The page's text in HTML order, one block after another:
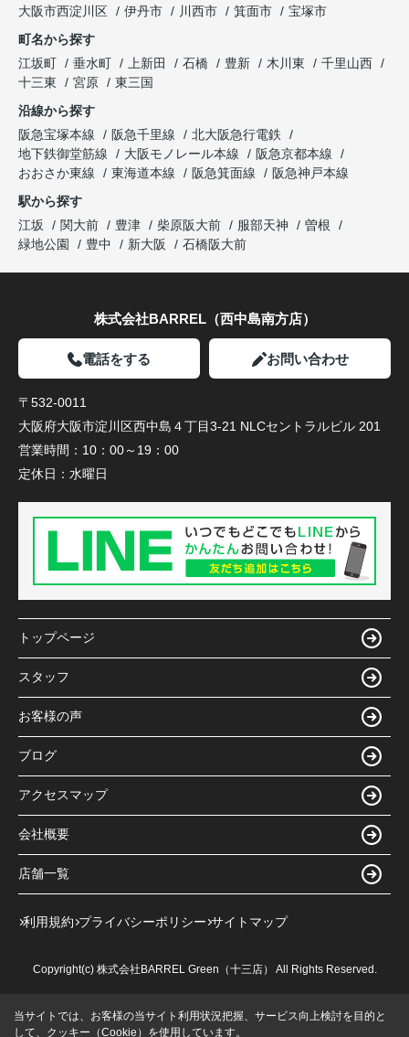
大阪市西淀川区
伊丹市 川西市 箕面市
宝塚市
町名から探す
江坂町
垂水町 上新田 石橋 豊新 木川東
千里山西
十三東
宮原
東三国
沿線から探す
阪急宝塚本線
阪急千里線
北大阪急行電鉄
地下鉄御堂筋線
大阪モノレール本線
阪急京都本線
おおさか東線
東海道本線 阪急箕面線
阪急神戸本線
駅から探す
江坂
関大前 豊津 柴原阪大前 服部天神
曽根
緑地公園
豊中 新大阪 石橋阪大前
株式会社BARREL（西中島南方店）
電話をする お問い合わせ
〒532-0011
大阪府大阪市淀川区西中島４丁目3-21 NLCセントラルビル 201
営業時間： 10：00～19：00
定休日： 水曜日
トップページ
スタッフ
お客様の声
ブログ
アクセスマップ
会社概要
店舗一覧
利用規約 プライバシーポリシー サイトマップ
Copyright(c) 株式会社BARREL Green（十三店） All Rights Reserved.
当サイトでは、お客様の当サイト利用状況把握、サービス向上検討を目的と
して、クッキー（Cookie）を使用しています。